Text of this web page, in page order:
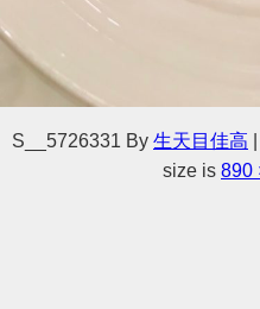
S__5726331 By 生天目佳高
size is 890